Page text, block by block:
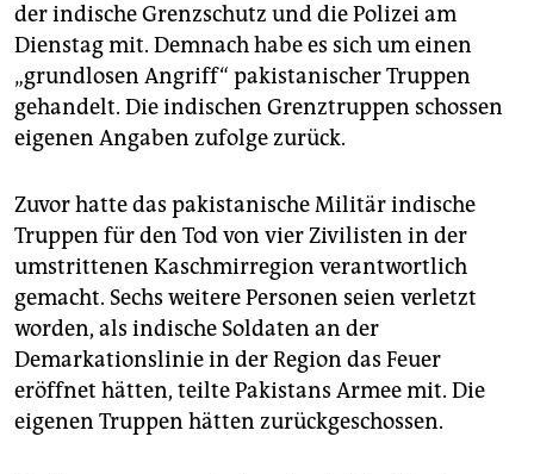
genossenschaft
epaper login
der indische Grenzschutz und die Polizei am
Dienstag mit. Demnach habe es sich um einen
„grundlosen Angriff“ pakistanischer Truppen
gehandelt. Die indischen Grenztruppen schossen
eigenen Angaben zufolge zurück.
Zuvor hatte das pakistanische Militär indische
Truppen für den Tod von vier Zivilisten in der
umstrittenen Kaschmirregion verantwortlich
gemacht. Sechs weitere Personen seien verletzt
worden, als indische Soldaten an der
Demarkationslinie in der Region das Feuer
eröffnet hätten, teilte Pakistans Armee mit. Die
eigenen Truppen hätten zurückgeschossen.